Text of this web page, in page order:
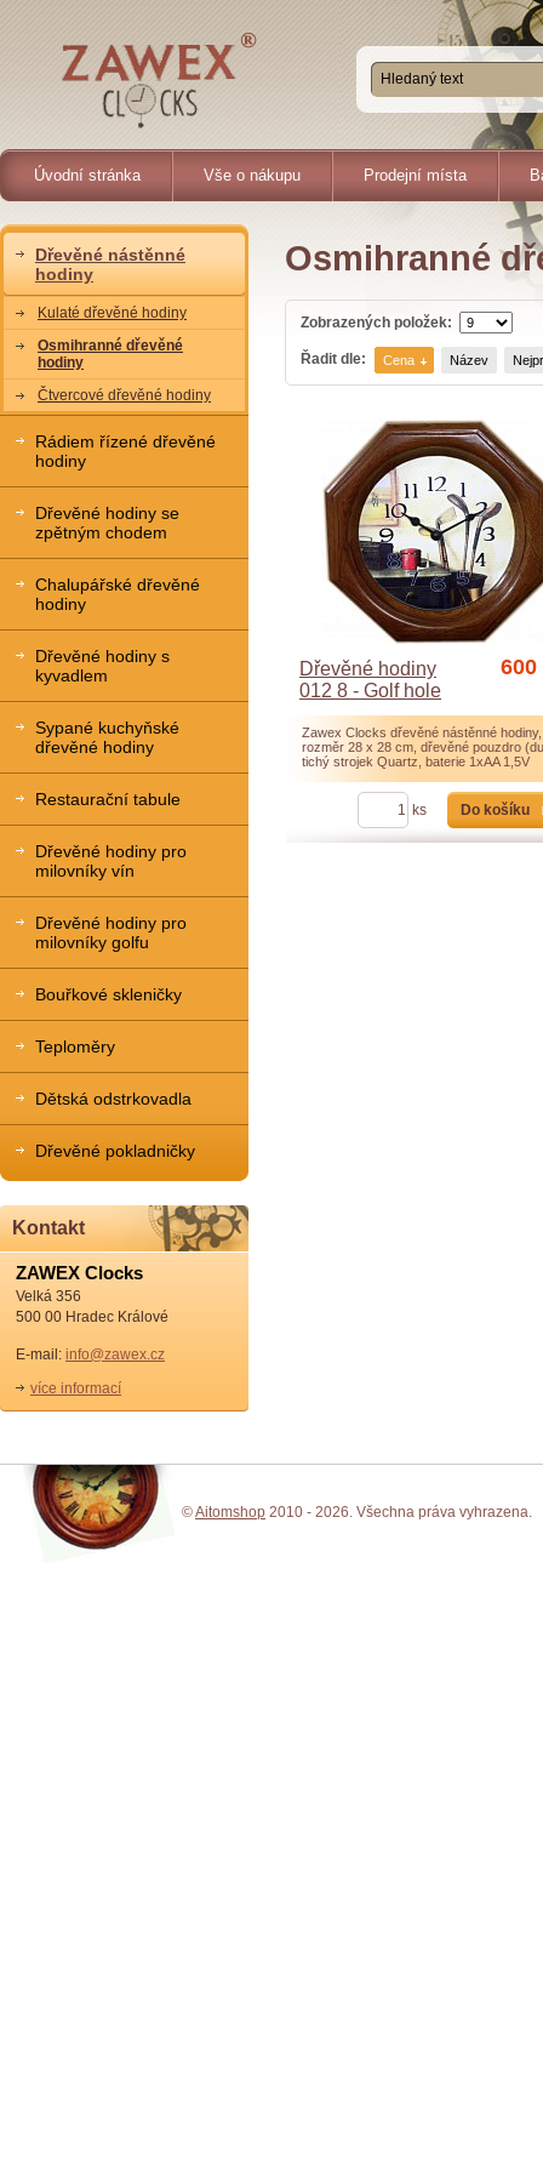
Úvodní stránka Vše o nákupu Prodejní místa
Osmihranné
Zobrazených položek:
Řadit dle: Cena Název
Dřevěné hodiny
012 8 - Golf hole
600
Zawex Clocks dřevěné nástěnné hodiny,
rozměr 28 x 28 cm, dřevěné pouzdro
tichý strojek Quartz, baterie 1xAA 1,5V
ks Do košíku
Dřevěné nástěnné
hodiny
Kulaté dřevěné hodiny
Osmihranné dřevěné
hodiny
Čtvercové dřevěné hodiny
Rádiem řízené dřevěné
hodiny
Dřevěné hodiny se
zpětným chodem
Chalupářské dřevěné
hodiny
Dřevěné hodiny s
kyvadlem
Sypané kuchyňské
dřevěné hodiny
Restaurační tabule
Dřevěné hodiny pro
milovníky vín
Dřevěné hodiny pro
milovníky golfu
Bouřkové skleničky
Teploměry
Dětská odstrkovadla
Dřevěné pokladničky
Kontakt
ZAWEX Clocks
Velká 356
500 00 Hradec Králové
E-mail: info@zawex.cz
více informací
©Aitomshop 2010 - 2026. Všechna práva vyhrazena.